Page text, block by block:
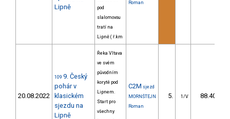
Lipně
pod
slalomovou
tratí na
Lipně ( ř.km
Roman
20.08.2022
109 9. Český
pohár v
klasickém
sjezdu na
Lipně
Řeka Vltava
ve svém
původním
korytě pod
Lipnem.
Start pro
všechny
C2M sjezd
MORNŠTEJN
Roman
5. 1/V 88.40